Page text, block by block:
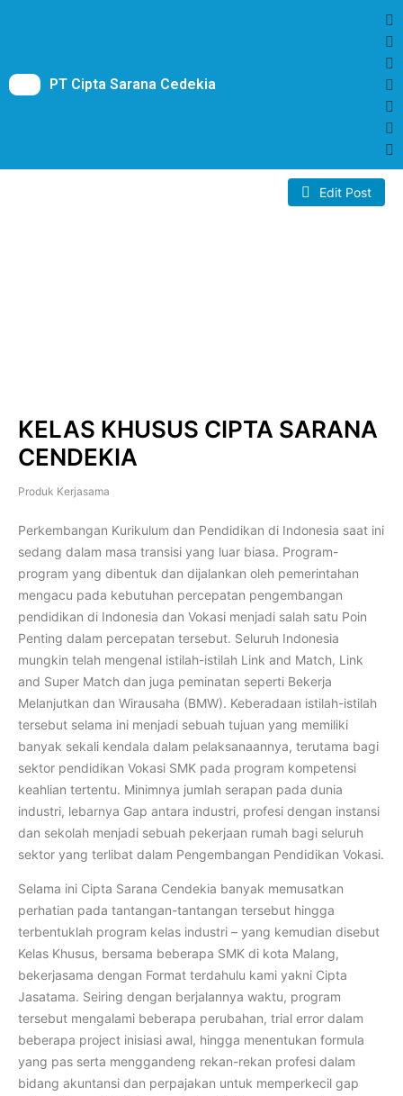
PT Cipta Sarana Cedekia
Edit Post
KELAS KHUSUS CIPTA SARANA
CENDEKIA
Produk Kerjasama
Perkembangan Kurikulum dan Pendidikan di Indonesia saat ini
sedang dalam masa transisi yang luar biasa. Program-
program yang dibentuk dan dijalankan oleh pemerintahan
mengacu pada kebutuhan percepatan pengembangan
pendidikan di Indonesia dan Vokasi menjadi salah satu Poin
Penting dalam percepatan tersebut. Seluruh Indonesia
mungkin telah mengenal istilah-istilah Link and Match, Link
and Super Match dan juga peminatan seperti Bekerja
Melanjutkan dan Wirausaha (BMW). Keberadaan istilah-istilah
tersebut selama ini menjadi sebuah tujuan yang memiliki
banyak sekali kendala dalam pelaksanaannya, terutama bagi
sektor pendidikan Vokasi SMK pada program kompetensi
keahlian tertentu. Minimnya jumlah serapan pada dunia
industri, lebarnya Gap antara industri, profesi dengan instansi
dan sekolah menjadi sebuah pekerjaan rumah bagi seluruh
sektor yang terlibat dalam Pengembangan Pendidikan Vokasi.
Selama ini Cipta Sarana Cendekia banyak memusatkan
perhatian pada tantangan-tantangan tersebut hingga
terbentuklah program kelas industri – yang kemudian disebut
Kelas Khusus, bersama beberapa SMK di kota Malang,
bekerjasama dengan Format terdahulu kami yakni Cipta
Jasatama. Seiring dengan berjalannya waktu, program
tersebut mengalami beberapa perubahan, trial error dalam
beberapa project inisiasi awal, hingga menentukan formula
yang pas serta menggandeng rekan-rekan profesi dalam
bidang akuntansi dan perpajakan untuk memperkecil gap